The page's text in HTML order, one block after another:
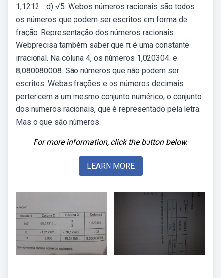
1,1212… d) √5. Webos números racionais são todos
os números que podem ser escritos em forma de
fração. Representação dos números racionais.
Webprecisa também saber que π é uma constante
irracional. Na coluna 4, os números 1,020304. e
8,080080008. São números que não podem ser
escritos. Webas frações e os números decimais
pertencem a um mesmo conjunto numérico, o conjunto
dos números racionais, que é representado pela letra.
Mas o que são números.
For more information, click the button below.
LEARN MORE